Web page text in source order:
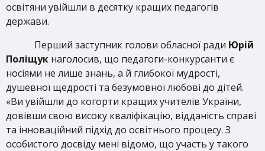
освітяни увійшли в десятку кращих педагогів
держави.
Перший заступник голови обласної ради Юрій
Поліщук наголосив, що педагоги-конкурсанти є
носіями не лише знань, а й глибокої мудрості,
душевної щедрості та безумовної любові до дітей.
«Ви увійшли до когорти кращих учителів України,
довівши свою високу кваліфікацію, відданість справі
та інноваційний підхід до освітнього процесу. З
особистого досвіду мені відомо, що участь у такого